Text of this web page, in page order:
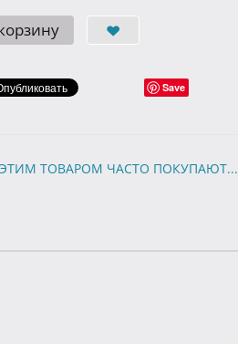
Save
ТОВАРОМ ЧАСТО ПОКУПАЮТ...